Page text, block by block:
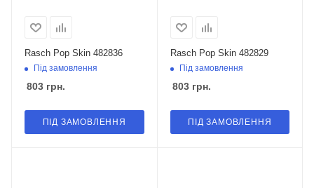
Rasch Pop Skin 482836
Під замовлення
803 грн.
ПІД ЗАМОВЛЕННЯ
Rasch Pop Skin 482829
Під замовлення
803грн.
ПІД ЗАМОВЛЕННЯ